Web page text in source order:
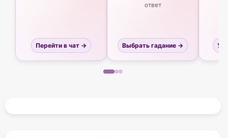
Перейти в чат →
ответ
Выбрать гадание →